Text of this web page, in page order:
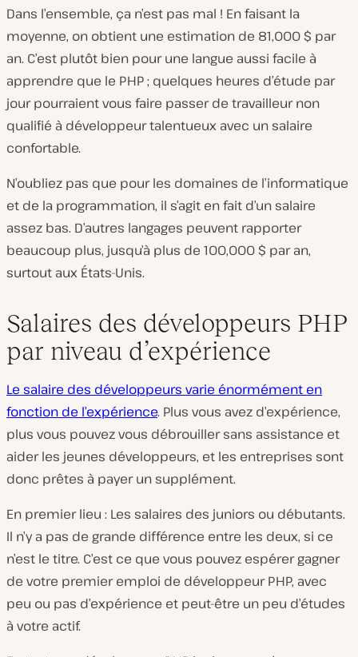
Dans l’ensemble, ça n’est pas mal ! En faisant la
moyenne, on obtient une estimation de 81,000 $ par
an. C’est plutôt bien pour une langue aussi facile à
apprendre que le PHP ; quelques heures d’étude par
jour pourraient vous faire passer de travailleur non
qualifié à développeur talentueux avec un salaire
confortable.
N’oubliez pas que pour les domaines de l’informatique
et de la programmation, il s’agit en fait d’un salaire
assez bas. D’autres langages peuvent rapporter
beaucoup plus, jusqu’à plus de 100,000 $ par an,
surtout aux États-Unis.
Salaires des développeurs PHP
par niveau d’expérience
Le salaire des développeurs varie énormément en
fonction de l’expérience. Plus vous avez d’expérience,
plus vous pouvez vous débrouiller sans assistance et
aider les jeunes développeurs, et les entreprises sont
donc prêtes à payer un supplément.
En premier lieu : Les salaires des juniors ou débutants.
Il n’y a pas de grande différence entre les deux, si ce
n’est le titre. C’est ce que vous pouvez espérer gagner
de votre premier emploi de développeur PHP, avec
peu ou pas d’expérience et peut-être un peu d’études
à votre actif.